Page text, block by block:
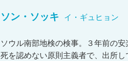
ソン・ソッキ イ・ギュヒョン
ソウル南部地検の検事。３年前の
死を認めない原則主義者で、出所